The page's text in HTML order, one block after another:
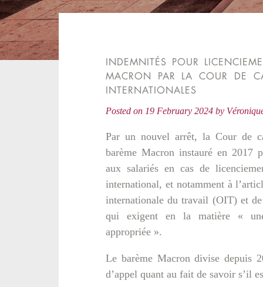
INDEMNITÉS POUR
MACRON PAR LA COUR DE
INTERNATIONALES
Posted on 19 February 2024 by
Par un nouvel arrêt, la Cour de
barème Macron instauré en 2017
aux salariés en cas de
international, et notamment à
internationale du travail (OIT) et
qui exigent en la matière «
appropriée ».
Le barème Macron divise depuis
d’appel quant au fait de savoir s’il